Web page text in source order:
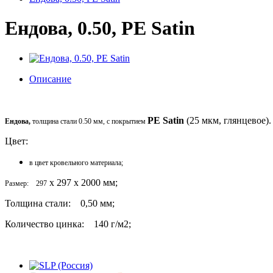
Ендова, 0.50, PE Satin
Описание
Ендова, толщина стали 0.50 мм, с покрытием PE Satin (25 мкм, глянцевое).
Цвет:
в цвет кровельного материала;
Размер: 297 x 297 x 2000 мм;
Толщина стали: 0,50 мм;
Количество цинка: 140 г/м2;